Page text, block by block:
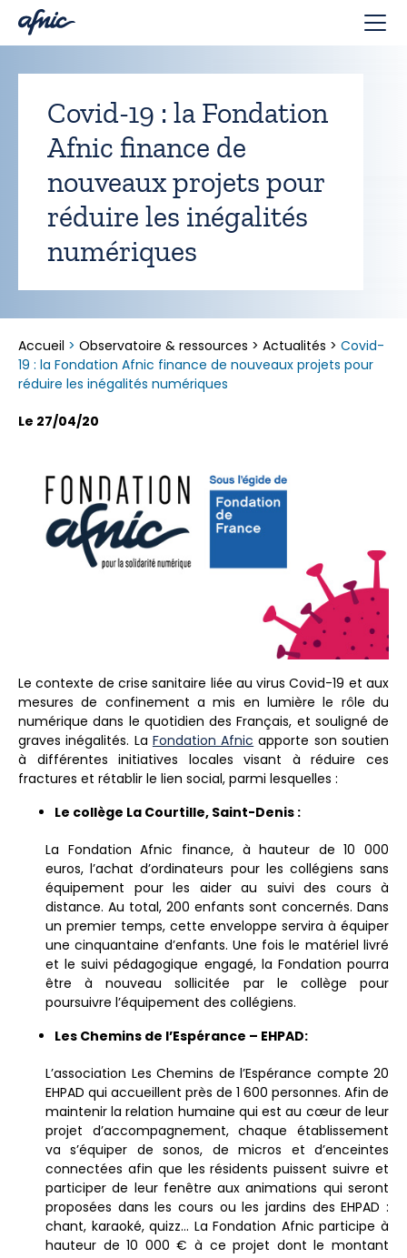
Covid-19 : la Fondation
Afnic finance de
nouveaux projets pour
réduire les inégalités
numériques
Accueil > Observatoire & ressources > Actualités > Covid-
19 : la Fondation Afnic finance de nouveaux projets pour
réduire les inégalités numériques
Le 27/04/20
Le contexte de crise sanitaire liée au virus Covid-19 et aux
mesures de confinement a mis en lumière le rôle du
numérique dans le quotidien des Français, et souligné de
graves inégalités. La Fondation Afnic apporte son soutien
à différentes initiatives locales visant à réduire ces
fractures et rétablir le lien social, parmi lesquelles :
Le collège La Courtille, Saint-Denis :
La Fondation Afnic finance, à hauteur de 10 000
euros, l’achat d’ordinateurs pour les collégiens sans
équipement pour les aider au suivi des cours à
distance. Au total, 200 enfants sont concernés. Dans
un premier temps, cette enveloppe servira à équiper
une cinquantaine d’enfants. Une fois le matériel livré
et le suivi pédagogique engagé, la Fondation pourra
être à nouveau sollicitée par le collège pour
poursuivre l’équipement des collégiens.
Les Chemins de l’Espérance – EHPAD:
L’association Les Chemins de l’Espérance compte 20
EHPAD qui accueillent près de 1 600 personnes. Afin de
maintenir la relation humaine qui est au cœur de leur
projet d’accompagnement, chaque établissement
va s’équiper de sonos, de micros et d’enceintes
connectées afin que les résidents puissent suivre et
participer de leur fenêtre aux animations qui seront
proposées dans les cours ou les jardins des EHPAD :
chant, karaoké, quizz… La Fondation Afnic participe à
hauteur de 10 000 € à ce projet dont le montant
Panneau de gestion des cookies